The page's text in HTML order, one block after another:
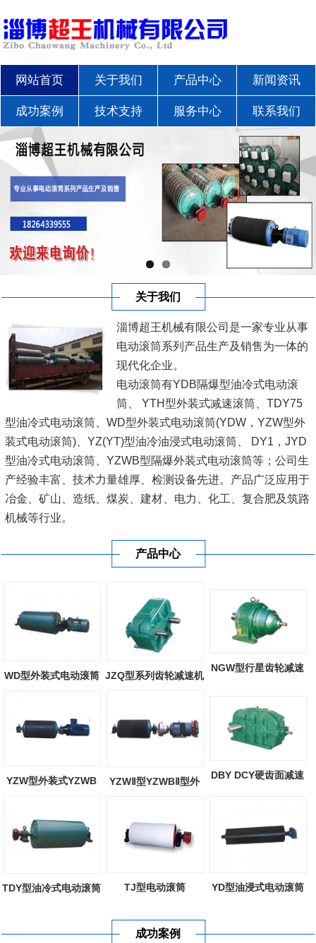
网站首页 关于我们 产品中心 新闻资讯
成功案例 技术支持 服务中心 联系我们
关于我们
淄博超王机械有限公司是一家专业从事
电动滚筒系列产品生产及销售为一体的
现代化企业。
电动滚筒有YDB隔爆型油冷式电动滚
筒、 YTH型外装式减速滚筒、TDY75
型油冷式电动滚筒、WD型外装式电动滚筒(YDW，YZW型外
装式电动滚筒)、YZ(YT)型油冷油浸式电动滚筒、 DY1，JYD
型油冷式电动滚筒、YZWB型隔爆外装式电动滚筒等；公司生
产经验丰富、技术力量雄厚、检测设备先进。产品广泛应用于
冶金、矿山、造纸、煤炭、建材、电力、化工、复合肥及筑路
机械等行业。
为本'的经营理念。不断加大科技投...
[查看详情]
产品中心
WD型外装式电动滚筒 JZQ型系列齿轮减速机
NGW型行星齿轮减速
YZW型外装式YZWB
YZWⅡ型YZWBⅡ型外
DBY DCY硬齿面减速
TDY型油冷式电动滚筒 TJ型电动滚筒 YD型油浸式电动滚筒
成功案例